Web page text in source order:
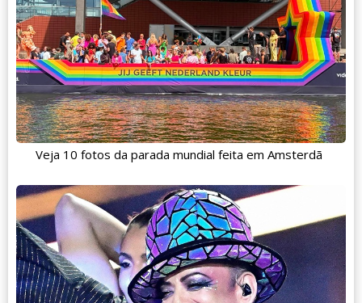
Veja 10 fotos da parada mundial feita em Amsterdã